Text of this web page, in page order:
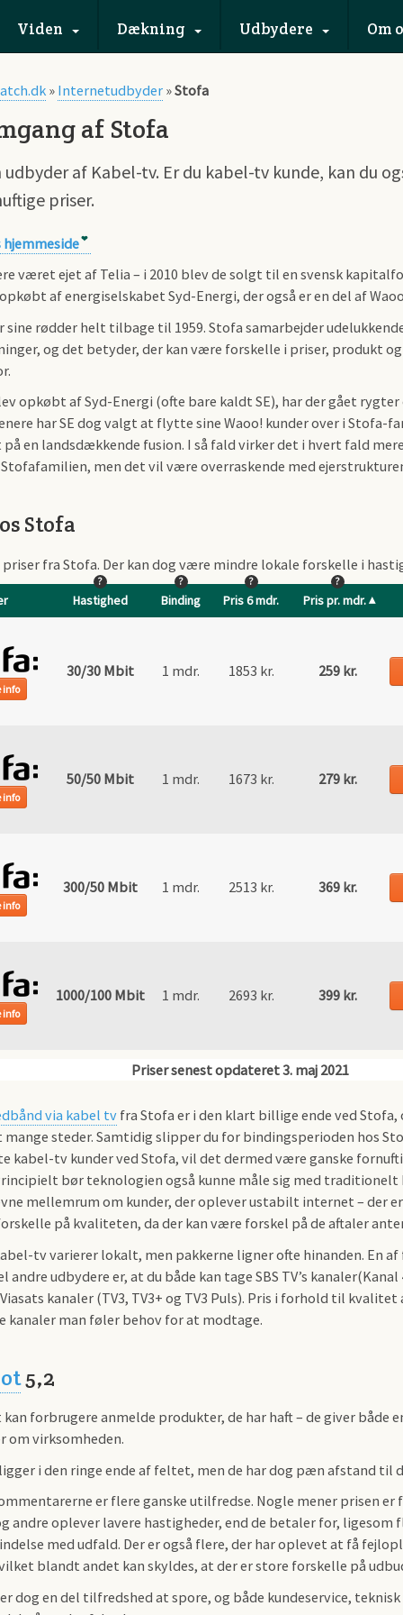
Viden Dækning Udbydere Om
» Internetudbyder »Stofa
af Stofa
udbyder af Kabel-tv. Er du kabel-tv kunde, kan du
priser.
hjemmeside
været ejet af Telia – i 2010 blev de solgt til en svensk
af energiselskabet Syd-Energi, der også er en del af
sine rødder helt tilbage til 1959. Stofa samarbejder
og det betyder, der kan være forskelle i priser, produkt
opkøbt af Syd-Energi (ofte bare kaldt SE), har der gået
har SE dog valgt at flytte sine Waoo! kunder over i Stofa-
en landsdækkende fusion. I så fald virker det i hvert fald
men det vil være overraskende med
Stofa
priser fra Stofa. Der kan dog være mindre lokale forskelle i
Hastighed
?
Binding
?
Pris 6 mdr.
?
Pris pr. mdr.
?
info
30/30 Mbit 1 mdr. 1853 kr. 259 kr.
info
50/50 Mbit 1 mdr. 1673 kr. 279 kr.
info
300/50 Mbit 1 mdr. 2513 kr. 369 kr.
info
1000/100 Mbit 1 mdr. 2693 kr. 399 kr.
via kabel tv fra Stofa er i den klart billige ende ved
steder. Samtidig slipper du for bindingsperioden hos
kabel-tv kunder ved Stofa, vil det dermed være ganske
bør teknologien også kunne måle sig med traditionelt
mellemrum om kunder, der oplever ustabilt internet – der
på kvaliteten, da der kan være forskel på de aftaler
tv varierer lokalt, men pakkerne ligner ofte hinanden. En
andre udbydere er, at du både kan tage SBS TV’s kanaler(Kanal
kanaler (TV3, TV3+ og TV3 Puls). Pris i forhold til
kanaler man føler behov for at modtage.
5,2
forbrugere anmelde produkter, de har haft – de giver både
om virksomheden.
i den ringe ende af feltet, men de har dog pæn afstand til
er flere ganske utilfredse. Nogle mener prisen er
andre oplever lavere hastigheder, end de betaler for, ligesom
med udfald. Der er også flere, der har oplevet at få
blandt andet kan skyldes, at der er store forskelle på
dog en del tilfredshed at spore, og både kundeservice,